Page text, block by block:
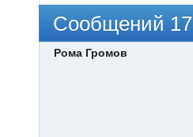
Сообщений 17
Рома Громов